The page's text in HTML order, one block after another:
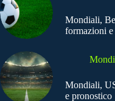
Mondiali,
formazioni
Mondiali,
e pronostico